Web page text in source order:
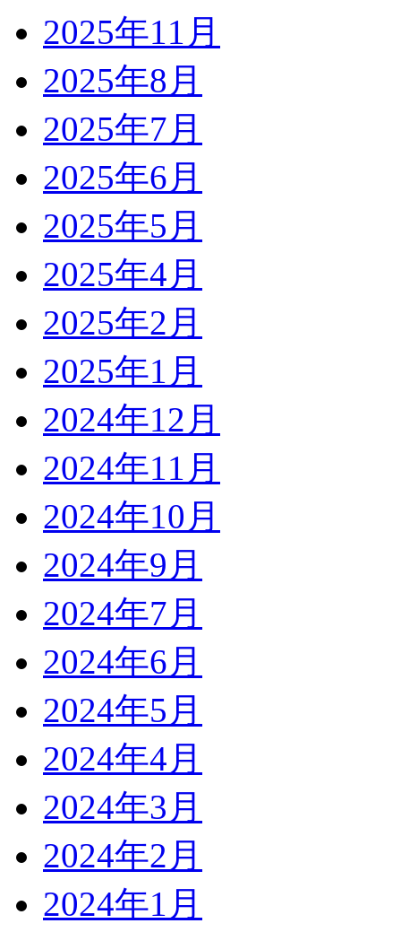
2025年11月
2025年8月
2025年7月
2025年6月
2025年5月
2025年4月
2025年2月
2025年1月
2024年12月
2024年11月
2024年10月
2024年9月
2024年7月
2024年6月
2024年5月
2024年4月
2024年3月
2024年2月
2024年1月